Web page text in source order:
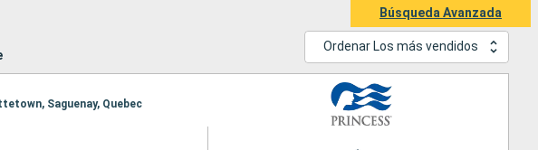
Búsqueda Avanzada
Ordenar Los más vendidos
Saguenay, Quebec